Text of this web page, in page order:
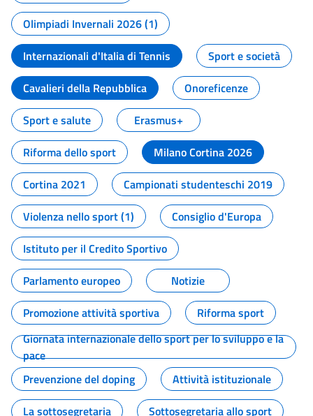
Olimpiadi Invernali 2026 (1)
Internazionali d'Italia di Tennis
Sport e società
Cavalieri della Repubblica
Onoreficenze
Sport e salute
Erasmus+
Riforma dello sport
Milano Cortina 2026
Cortina 2021
Campionati studenteschi 2019
Violenza nello sport (1)
Consiglio d'Europa
Istituto per il Credito Sportivo
Parlamento europeo
Notizie
Promozione attività sportiva
Riforma sport
Giornata internazionale dello sport per lo sviluppo e la
pace
Prevenzione del doping
Attività istituzionale
La sottosegretaria
Sottosegretaria allo sport